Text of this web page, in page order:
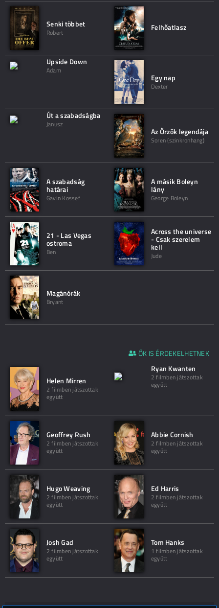
Senki többet
Robert
Felhőatlasz
Upside Down
Adam
Egy nap
Dexter
Út a szabadságba
Janusz
Az Őrzők legendája
Soren (szinkronhang)
A szabadság
határai
Gavin Kossef
A másik Boleyn
lány
George Boleyn
21 - Las Vegas
ostroma
Ben
Across the universe
- Csak szerelem
kell
Jude
Magánórák
Bryant
ŐK IS ÉRDEKELHETNEK
Helen Mirren
2 filmben játszottak
együtt
Ryan Kwanten
2 filmben játszottak
együtt
Geoffrey Rush
2 filmben játszottak
együtt
Abbie Cornish
2 filmben játszottak
együtt
Hugo Weaving
2 filmben játszottak
együtt
Ed Harris
2 filmben játszottak
együtt
Josh Gad
2 filmben játszottak
együtt
Tom Hanks
1 filmben játszottak
együtt